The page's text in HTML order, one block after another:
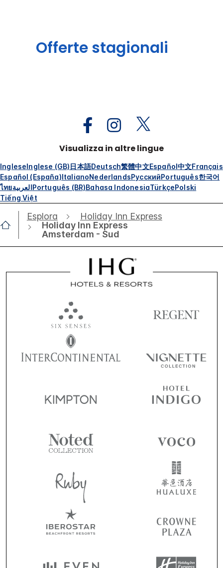
Offerte stagionali
Visualizza in altre lingue
IngleseInglese (GB)日本語Deutsch繁體中文Español中文Français
Español (España)ItalianoNederlandsРусскийPortuguês한국어
ไทยالعربيةPortuguês (BR)Bahasa IndonesiaTürkçePolski
Tiếng Việt
Esplora
Holiday Inn Express
Holiday Inn Express
Amsterdam - Sud